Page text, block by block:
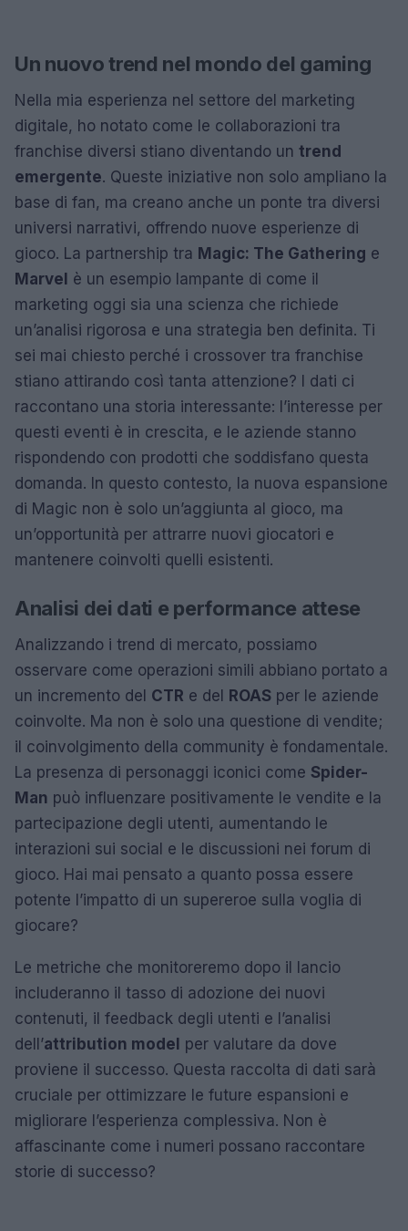
Un nuovo trend nel mondo del gaming
Nella mia esperienza nel settore del marketing
digitale, ho notato come le collaborazioni tra
franchise diversi stiano diventando un trend
emergente. Queste iniziative non solo ampliano la
base di fan, ma creano anche un ponte tra diversi
universi narrativi, offrendo nuove esperienze di
gioco. La partnership tra Magic: The Gathering e
Marvel è un esempio lampante di come il
marketing oggi sia una scienza che richiede
un’analisi rigorosa e una strategia ben definita. Ti
sei mai chiesto perché i crossover tra franchise
stiano attirando così tanta attenzione? I dati ci
raccontano una storia interessante: l’interesse per
questi eventi è in crescita, e le aziende stanno
rispondendo con prodotti che soddisfano questa
domanda. In questo contesto, la nuova espansione
di Magic non è solo un’aggiunta al gioco, ma
un’opportunità per attrarre nuovi giocatori e
mantenere coinvolti quelli esistenti.
Analisi dei dati e performance attese
Analizzando i trend di mercato, possiamo
osservare come operazioni simili abbiano portato a
un incremento del CTR e del ROAS per le aziende
coinvolte. Ma non è solo una questione di vendite;
il coinvolgimento della community è fondamentale.
La presenza di personaggi iconici come Spider-
Man può influenzare positivamente le vendite e la
partecipazione degli utenti, aumentando le
interazioni sui social e le discussioni nei forum di
gioco. Hai mai pensato a quanto possa essere
potente l’impatto di un supereroe sulla voglia di
giocare?
Le metriche che monitoreremo dopo il lancio
includeranno il tasso di adozione dei nuovi
contenuti, il feedback degli utenti e l’analisi
dell’attribution model per valutare da dove
proviene il successo. Questa raccolta di dati sarà
cruciale per ottimizzare le future espansioni e
migliorare l’esperienza complessiva. Non è
affascinante come i numeri possano raccontare
storie di successo?